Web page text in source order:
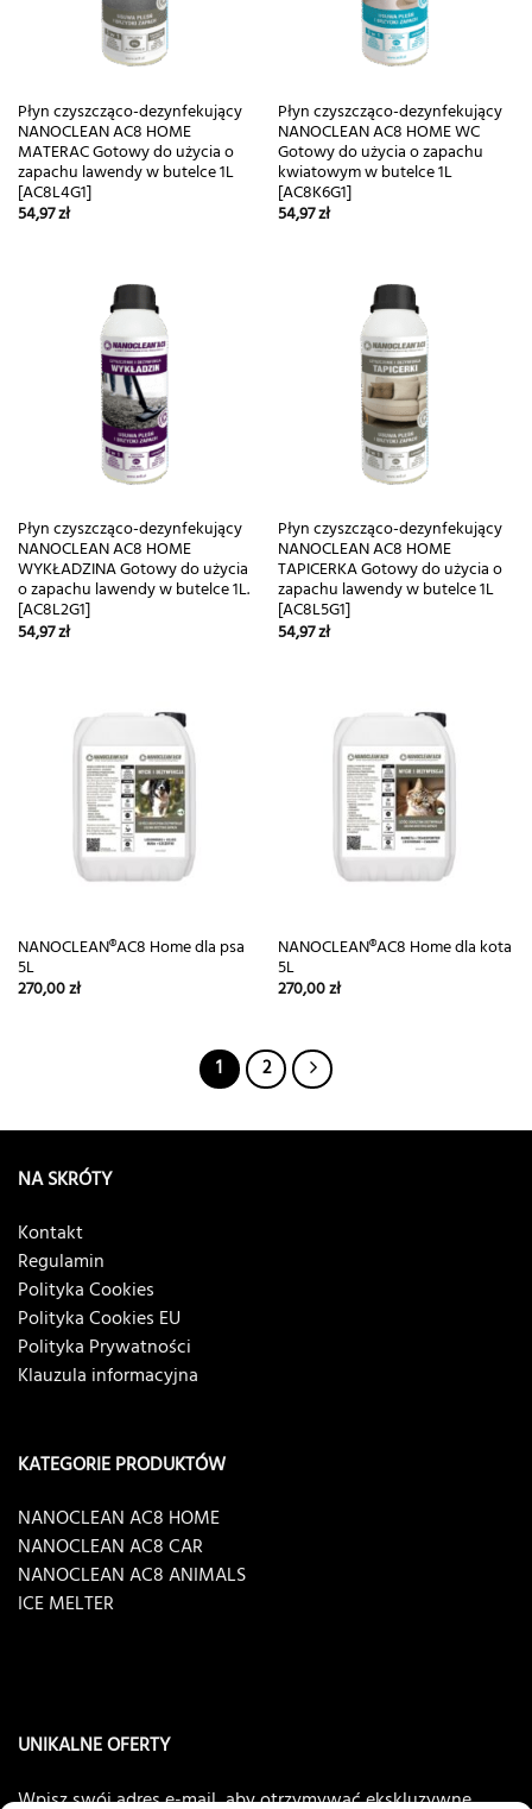
Płyn czyszcząco-dezynfekujący
NANOCLEAN AC8 HOME
MATERAC Gotowy do użycia o
zapachu lawendy w butelce 1L
[AC8L4G1]
54,97zł
Płyn czyszcząco-dezynfekujący
NANOCLEAN AC8 HOME WC
Gotowy do użycia o zapachu
kwiatowym w butelce 1L
[AC8K6G1]
54,97zł
Płyn czyszcząco-dezynfekujący
NANOCLEAN AC8 HOME
WYKŁADZINA Gotowy do użycia
o zapachu lawendy w butelce 1L.
[AC8L2G1]
54,97zł
Płyn czyszcząco-dezynfekujący
NANOCLEAN AC8 HOME
TAPICERKA Gotowy do użycia o
zapachu lawendy w butelce 1L
[AC8L5G1]
54,97zł
NANOCLEAN®AC8 Home dla psa
5L
270,00zł
NANOCLEAN®AC8 Home dla kota
5L
270,00zł
1 2
NA SKRÓTY
Kontakt
Regulamin
Polityka Cookies
Polityka Cookies EU
Polityka Prywatności
Klauzula informacyjna
KATEGORIE PRODUKTÓW
NANOCLEAN AC8 HOME
NANOCLEAN AC8 CAR
NANOCLEAN AC8 ANIMALS
ICE MELTER
UNIKALNE OFERTY
Wpisz swój adres e-mail, aby otrzymywać ekskluzywne